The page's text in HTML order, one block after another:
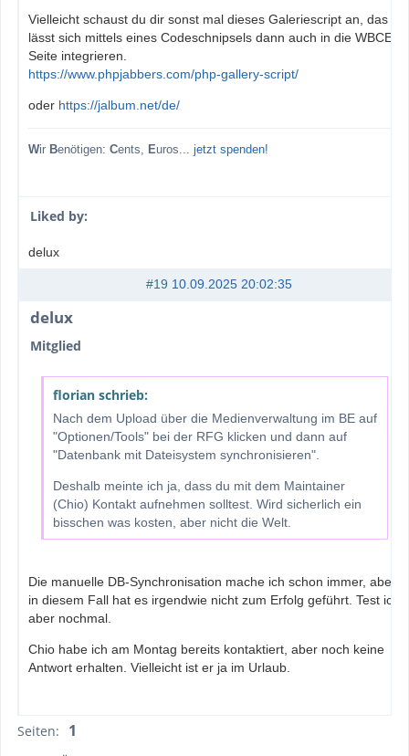
Vielleicht schaust du dir sonst mal dieses Galeriescript an, das
lässt sich mittels eines Codeschnipsels dann auch in die WBCE-
Seite integrieren.
https://www.phpjabbers.com/php-gallery-script/
oder https://jalbum.net/de/
Wir Benötigen: Cents, Euros... jetzt spenden!
Liked by:
delux
#19 10.09.2025 20:02:35
delux
Mitglied
florian schrieb:
Nach dem Upload über die Medienverwaltung im BE auf
"Optionen/Tools" bei der RFG klicken und dann auf
"Datenbank mit Dateisystem synchronisieren".
Deshalb meinte ich ja, dass du mit dem Maintainer
(Chio) Kontakt aufnehmen solltest. Wird sicherlich ein
bisschen was kosten, aber nicht die Welt.
Die manuelle DB-Synchronisation mache ich schon immer, aber
in diesem Fall hat es irgendwie nicht zum Erfolg geführt. Test ich
aber nochmal.
Chio habe ich am Montag bereits kontaktiert, aber noch keine
Antwort erhalten. Vielleicht ist er ja im Urlaub.
Seiten: 1